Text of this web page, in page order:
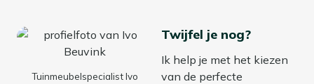
Tuinmeubelspecialist Ivo
Twijfel je nog?
Ik help je met het kiezen
van de perfecte